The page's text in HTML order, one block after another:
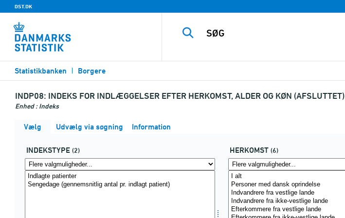
DST.DK
Statistikbanken Borgere
INDP08: INDEKS FOR INDLÆGGELSER EFTER HERKOMST, ALDER OG KØN (AFSLUTTET)
Enhed : Indeks
Vælg Udvælg via søgning Information
INDEKSTYPE (2) HERKOMST (6)